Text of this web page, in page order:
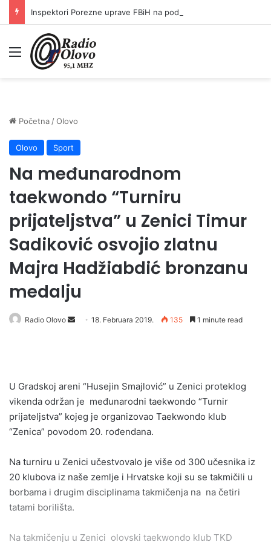
Meni
Početna /Olovo
Olovo Sport
Na međunarodnom
taekwondo “Turniru
prijateljstva” u Zenici Timur
Sadiković osvojio zlatnu
Majra Hadžiabdić bronzanu
medalju
Radio Olovo
Send18. Februara 2019. 135 1 minute read
U Gradskoj areni “Husejin Smajlović” u Zenici proteklog
vikenda održan je međunarodni taekwondo “Turnir
prijateljstva” kojeg je organizovao Taekwondo klub
“Zenica” povodom 20. rođendana.
Na turniru u Zenici učestvovalo je više od 300 učesnika iz
20 klubova iz naše zemlje i Hrvatske koji su se takmičili u
borbama i drugim disciplinama takmičenja na na četiri
tatami borilišta.
Na takmičenju u Zenici olovski taekwondo klub TKD